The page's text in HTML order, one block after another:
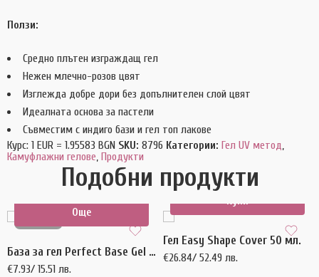
Ползи:
Средно плътен изграждащ гел
Нежен млечно-розов цвят
Изглежда добре дори без допълнителен слой цвят
Идеалната основа за пастели
Съвместим с индиго бази и гел топ лакове
Курс: 1 EUR = 1.95583 BGN SKU: 8796 Категории: Гел UV метод,
Камуфлажни гелове, Продукти
Подобни продукти
Още
База за гел Perfect Base Gel Brush 5 мл.
€7.93/ 15.51 лв.
Купи
Гел Easy Shape Cover 50 мл.
€26.84/ 52.49 лв.